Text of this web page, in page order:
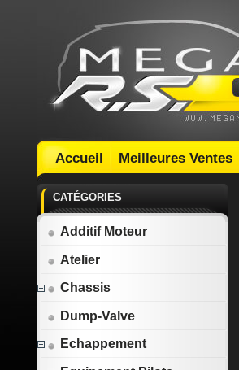
Accueil Meilleures Ventes
CATÉGORIES
Additif Moteur
Atelier
Chassis
Dump-Valve
Echappement